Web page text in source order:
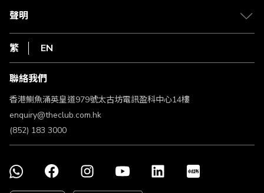
常見問題
1010
HKT
聲明
私隱聲明
使用條款
條款及細則
不歧視及不騷擾聲明
認可牌照及通告
繁 EN
聯絡我們
香港鰂魚涌英皇道979號太古坊電訊盈科中心14樓
enquiry@theclub.com.hk
(852) 183 3000